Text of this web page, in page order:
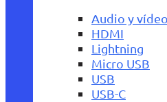
Audio y vídeo
HDMI
Lightning
Micro USB
USB
USB-C